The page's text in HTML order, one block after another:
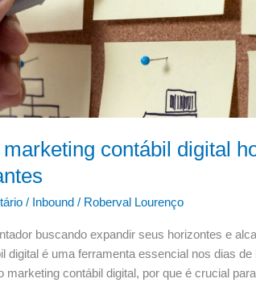
contábil digital
/ Inbound / Roberval Lourenço
buscando expandir seus horizontes e
digital é uma ferramenta essencial nos dias
marketing contábil digital, por que é crucial